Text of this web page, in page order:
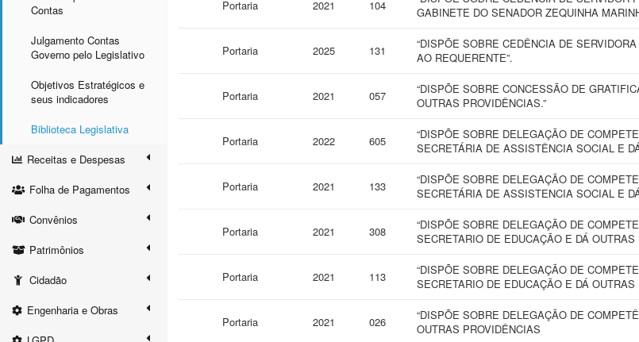
Contas
Julgamento Contas
Governo pelo Legislativo
Objetivos Estratégicos e
seus indicadores
Biblioteca Legislativa
Receitas e Despesas
Folha de Pagamentos
Convênios
Patrimônios
Cidadão
Engenharia e Obras
Portaria 2021 104
GABINETE DO SENADOR ZEQUINHA
Portaria 2025 131
“DISPÕE SOBRE CEDÊNCIA DE
AO REQUERENTE”.
Portaria 2021 057
“DISPÕE SOBRE CONCESSÃO DE
OUTRAS PROVIDÊNCIAS.”
Portaria 2022 605
“DISPÕE SOBRE DELEGAÇÃO DE
SECRETÁRIA DE ASSISTÊNCIA SOCIAL E
Portaria 2021 133
“DISPÕE SOBRE DELEGAÇÃO DE
SECRETÁRIA DE ASSISTENCIA SOCIAL E
Portaria 2021 308
“DISPÕE SOBRE DELEGAÇÃO DE
SECRETARIO DE EDUCAÇÃO E DÁ OUTRAS
Portaria 2021 113
“DISPÕE SOBRE DELEGAÇÃO DE
SECRETARIO DE EDUCAÇÃO E DÁ OUTRAS
Portaria 2021 026
“DISPÕE SOBRE DELEGAÇÃO DE
OUTRAS PROVIDÊNCIAS